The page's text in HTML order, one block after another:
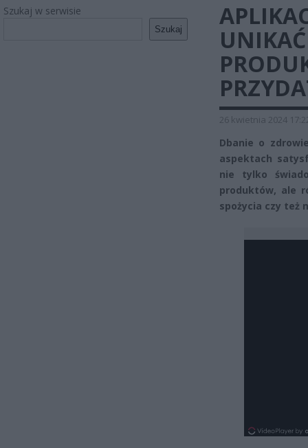
Szukaj w serwisie
Szukaj
26 kwietnia 2024
Dbanie o
aspektach
nie tylko
produktów, ale
spożycia czy też